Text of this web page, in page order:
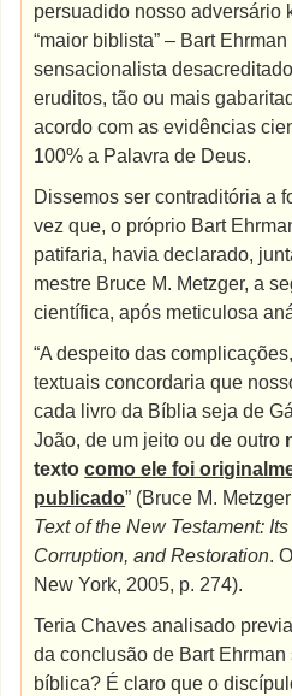
persuadido nosso adversário
“maior biblista” – Bart
sensacionalista
eruditos, tão ou mais
acordo com as evidências
100% a Palavra de Deus.
Dissemos ser contraditória a
vez que, o próprio Bart
patifaria, havia declarado,
mestre Bruce M. Metzger, a
científica, após meticulosa
“A despeito das
textuais concordaria que
cada livro da Bíblia seja de
João, de um jeito ou de outro
textocomo ele foi
publicado” (Bruce M.
Text of the New Testament:
Corruption, and Restoration.
New York, 2005, p. 274).
Teria Chaves analisado
da conclusão de Bart
bíblica? É claro que o